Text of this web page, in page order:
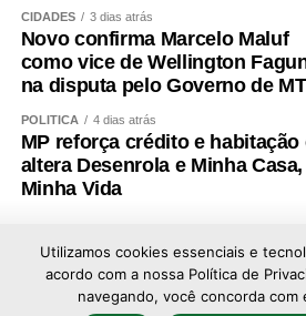
tudo, demonstrar que sua palavra
respeitar compromissos, aliados e
aceitaram caminhar ao seu lado.
confiança a mais de três milhões de
quando não se consegue honrar
assumidos dentro da própria casa.
O que ocorreu comigo representa
prejudicado, pessoas que
desconsideradas e compromissos
construídos foram simplesmente
CIDADES 3 dias atrás
Novo confirma Marcelo Maluf
como vice de Wellington
na disputa pelo Governo de MT
POLÍTICA 4 dias atrás
MP reforça crédito e habitação
altera Desenrola e Minha Casa,
Minha Vida
Utilizamos cookies essenciais e
acordo com a nossa Política de
navegando, você concorda com